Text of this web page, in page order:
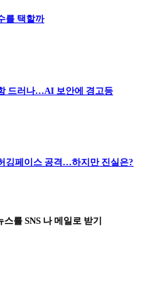
를 택할까
드러나…AI 보안에 경고등
깅페이스 공격…하지만 진실은?
를 SNS 나 메일로 받기